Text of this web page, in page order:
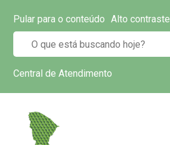
Pular para o conteúdo Alto contraste
Central de Atendimento